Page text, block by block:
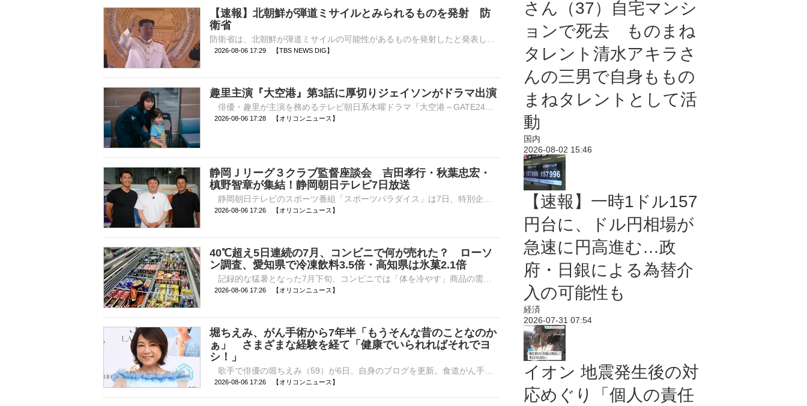
【速報】北朝鮮が弾道ミサイルとみられるものを発射 防
衛省
2026-08-06 17:29 【TBS NEWS DIG】
趣里主演『大空港』第3話に厚切りジェイソンがドラマ出演
2026-08-06 17:28 【オリコンニュース】
静岡Ｊリーグ３クラブ監督座談会 吉田孝行・秋葉忠宏・
槙野智章が集結！静岡朝日テレビ7日放送
2026-08-06 17:26 【オリコンニュース】
40℃超え5日連続の7月、コンビニで何が売れた？ ローソ
ン調査、愛知県で冷凍飲料3.5倍・高知県は氷菓2.1倍
2026-08-06 17:26 【オリコンニュース】
堀ちえみ、がん手術から7年半「もうそんな昔のことなのか
ぁ」 さまざまな経験を経て「健康でいられればそれでヨ
シ！」
2026-08-06 17:26 【オリコンニュース】
さん（37）自宅マンシ
ョンで死去 ものまね
タレント清水アキラさ
んの三男で自身ももの
まねタレントとして活
動
国内
2026-08-02 15:46
【速報】一時1ドル157
円台に、ドル円相場が
急速に円高進む…政
府・日銀による為替介
入の可能性も
経済
2026-07-31 07:54
イオン 地震発生後の対
応めぐり「個人の責任